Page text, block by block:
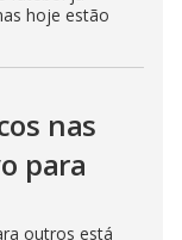
hoje estão
nas
para
outros está